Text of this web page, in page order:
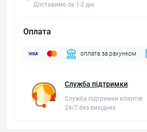
Доставимо за 1-2 дні
Оплата
оплата за рахунком
Служба підтримки
Служба підтримки клієнтів
24/7 без вихідних